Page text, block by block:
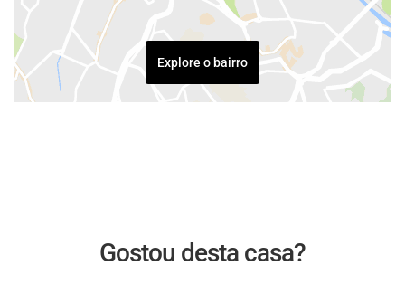
Explore o bairro
Gostou desta casa?